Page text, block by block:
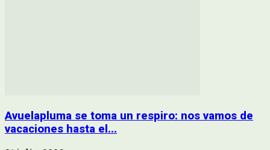
Avuelapluma se toma un respiro: nos vamos de
vacaciones hasta el...